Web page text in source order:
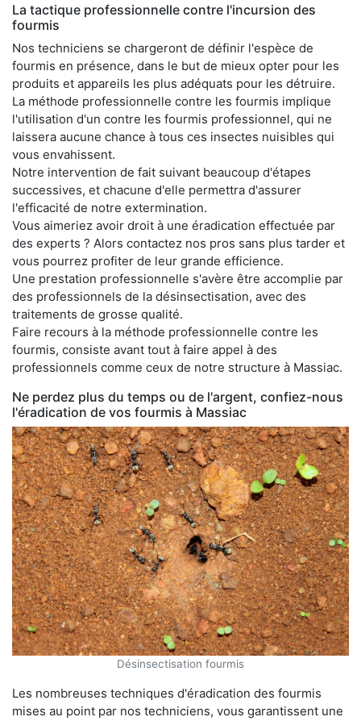
La tactique professionnelle contre l'incursion des
fourmis
Nos techniciens se chargeront de définir l'espèce de
fourmis en présence, dans le but de mieux opter pour les
produits et appareils les plus adéquats pour les détruire.
La méthode professionnelle contre les fourmis implique
l'utilisation d'un contre les fourmis professionnel, qui ne
laissera aucune chance à tous ces insectes nuisibles qui
vous envahissent.
Notre intervention de fait suivant beaucoup d'étapes
successives, et chacune d'elle permettra d'assurer
l'efficacité de notre extermination.
Vous aimeriez avoir droit à une éradication effectuée par
des experts ? Alors contactez nos pros sans plus tarder et
vous pourrez profiter de leur grande efficience.
Une prestation professionnelle s'avère être accomplie par
des professionnels de la désinsectisation, avec des
traitements de grosse qualité.
Faire recours à la méthode professionnelle contre les
fourmis, consiste avant tout à faire appel à des
professionnels comme ceux de notre structure à Massiac.
Ne perdez plus du temps ou de l'argent, confiez-nous
l'éradication de vos fourmis à Massiac
Désinsectisation fourmis
Les nombreuses techniques d'éradication des fourmis
mises au point par nos techniciens, vous garantissent une